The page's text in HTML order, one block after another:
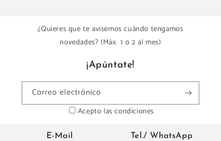
¿Quieres que te avisemos cuándo tengamos
novedades? (Máx. 1 o 2 al mes)
¡Apúntate!
Correo electrónico
Acepto las condiciones
E-Mail Tel./ WhatsApp